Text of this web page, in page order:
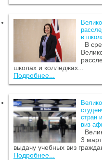
в
В
школах и колледжах...
Подробнее...
стран
виз
3
выдачу учебных виз
Подробнее...